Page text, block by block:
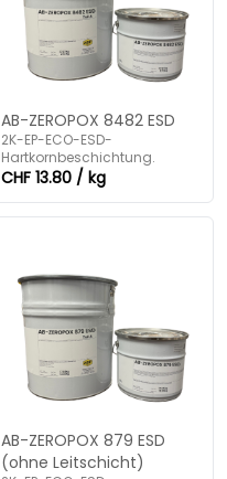
AB-ZEROPOX 8482 ESD
2K-EP-ECO-ESD-
Hartkornbeschichtung.
CHF 13.80 / kg
AB-ZEROPOX 879 ESD
(ohne Leitschicht)